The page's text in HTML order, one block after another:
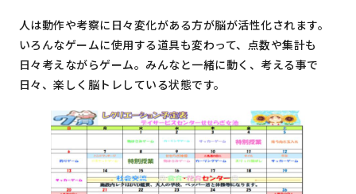
人は動作や考察に日々変化がある方が脳が活性化されます。
いろんなゲームに使用する道具も変わって、点数や集計も
日々考えながらゲーム。みんなと一緒に動く、考える事で
日々、楽しく脳トレしている状態です。